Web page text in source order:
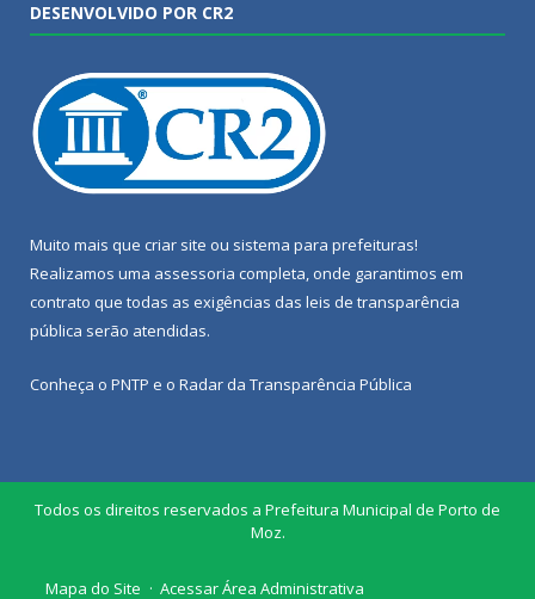
DESENVOLVIDO POR CR2
Muito mais que criar site ou sistema para prefeituras!
Realizamos uma assessoria completa, onde garantimos em
contrato que todas as exigências das leis de transparência
pública serão atendidas.
Conheça o PNTP e o Radar da Transparência Pública
Todos os direitos reservados a Prefeitura Municipal de Porto de
Moz.
Mapa do Site Acessar Área Administrativa